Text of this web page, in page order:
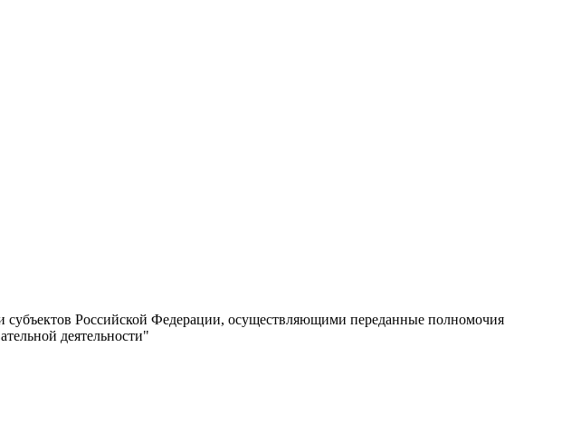
субъектов Российской Федерации, осуществляющими переданные полномочия
деятельности"